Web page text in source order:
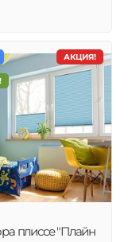
АКЦИЯ!
плиссе "Плайн